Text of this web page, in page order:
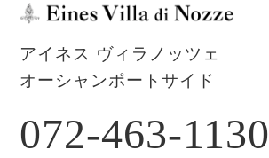
アイネス ヴィラノッツェ
オーシャンポートサイド
072-463-1130